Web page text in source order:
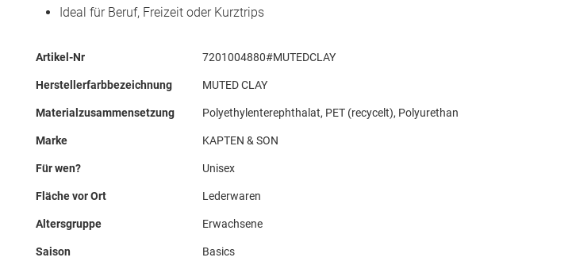
Ideal für Beruf, Freizeit oder Kurztrips
Mehr
Artikel-Nr 7201004880#MUTEDCLAY
Herstellerfarbbezeichnung MUTED CLAY
Materialzusammensetzung Polyethylenterephthalat, PET (recycelt), Polyurethan
Marke KAPTEN & SON
Für wen? Unisex
Fläche vor Ort Lederwaren
Altersgruppe Erwachsene
Saison Basics